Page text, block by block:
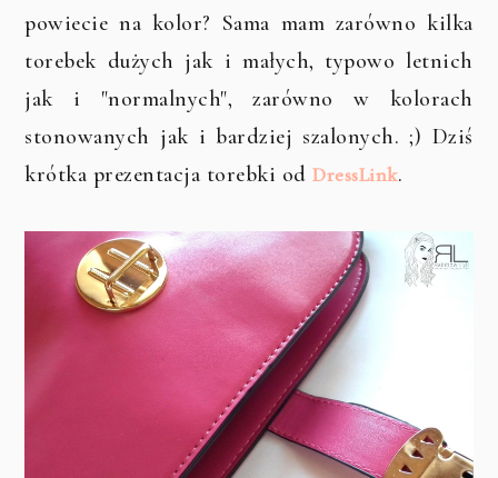
powiecie na kolor? Sama mam zarówno kilka
torebek dużych jak i małych, typowo letnich
jak i "normalnych", zarówno w kolorach
stonowanych jak i bardziej szalonych. ;) Dziś
krótka prezentacja torebki odDressLink.